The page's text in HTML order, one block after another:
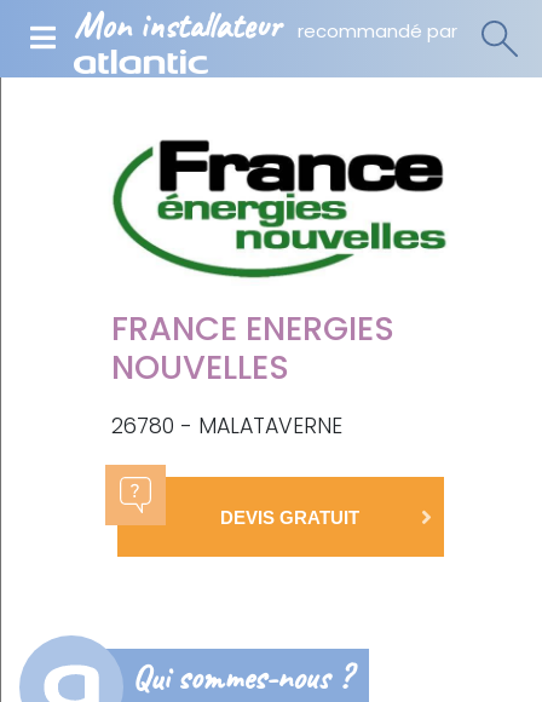
Mon installateur recommandé par
FRANCE ENERGIES
NOUVELLES
26780 - MALATAVERNE
DEVIS GRATUIT
Qui sommes-nous ?